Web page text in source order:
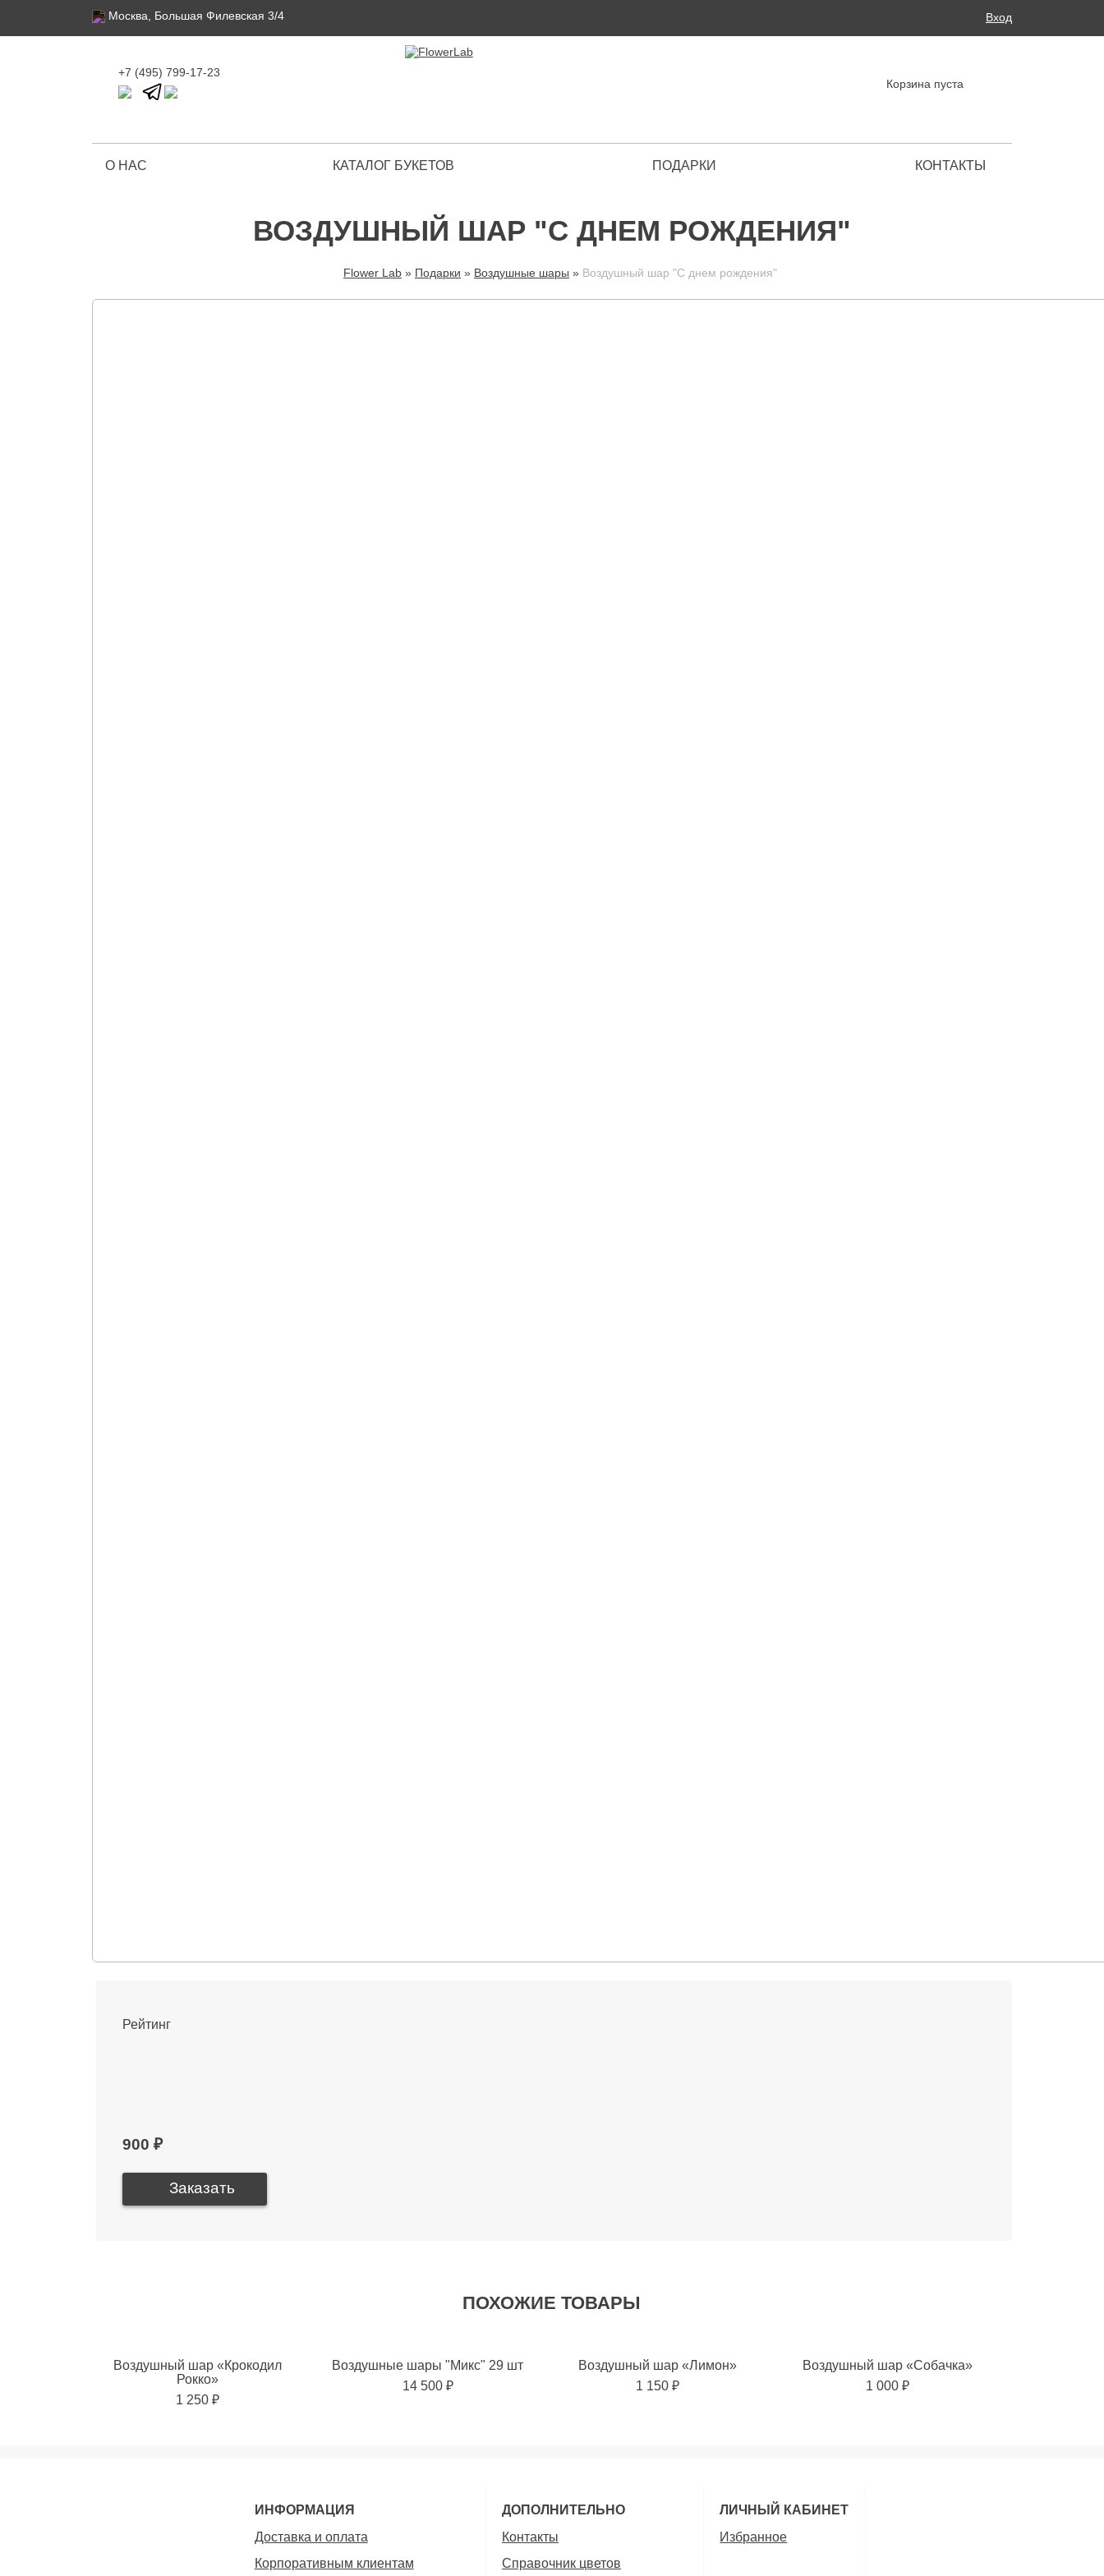
Москва, Большая Филевская 3/4 Вход
+7 (495) 799-17-23
Корзина пуста
О НАС КАТАЛОГ БУКЕТОВ ПОДАРКИ КОНТАКТЫ
ВОЗДУШНЫЙ ШАР "С ДНЕМ РОЖДЕНИЯ"
ВЫ ЗДЕСЬ
Flower Lab » Подарки » Воздушные шары » Воздушный шар "С днем рождения"
Рейтинг
900 ₽
ПОХОЖИЕ ТОВАРЫ
Воздушный шар «Крокодил
Рокко»
1 250 ₽
Воздушные шары "Микс" 29 шт
14 500 ₽
Воздушный шар «Лимон»
1 150 ₽
Воздушный шар «Собачка»
1 000 ₽
ИНФОРМАЦИЯ
Доставка и оплата
Корпоративным клиентам
ДОПОЛНИТЕЛЬНО
Контакты
Справочник цветов
ЛИЧНЫЙ КАБИНЕТ
Избранное